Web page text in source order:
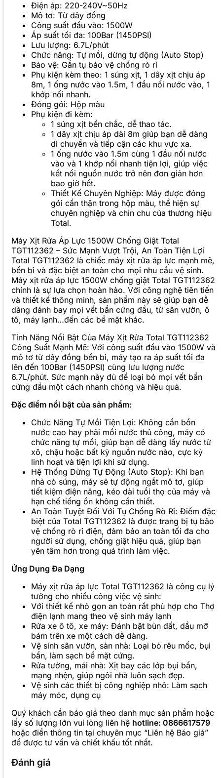
Điện áp: 220-240V~50Hz
Mô tơ: Từ dây đồng
Công suất đầu vào: 1500W
Áp suất tối đa: 100Bar (1450PSI)
Lưu lượng: 6.7L/phút
Chức năng: Tự mồi, dừng tự động (Auto Stop)
Bảo vệ: Gắn tụ bảo vệ chống rò rỉ
Phụ kiện kèm theo: 1 súng xịt, 1 dây xịt chịu áp
8m, 1 ống nước vào 1.5m, 1 đầu nối nước vào, 1
khớp nối nhanh.
Đóng gói: Hộp màu
Phụ kiện đi kèm:
1 súng xịt bền chắc, dễ thao tác.
1 dây xịt chịu áp dài 8m giúp bạn dễ dàng
di chuyển và tiếp cận các khu vực xa.
1 ống nước vào 1.5m cùng 1 đầu nối nước
vào và 1 khớp nối nhanh tiện lợi, giúp việc
kết nối nguồn nước trở nên đơn giản hơn
bao giờ hết.
Thiết Kế Chuyên Nghiệp: Máy được đóng
gói cẩn thận trong hộp màu, thể hiện sự
chuyên nghiệp và chỉn chu của thương hiệu
Total.
Máy Xịt Rửa Áp Lực 1500W Chống Giật Total
TGT112362 – Sức Mạnh Vượt Trội, An Toàn Tiện Lợi
Total TGT112362 là chiếc máy xịt rửa áp lực mạnh mẽ,
bền bỉ và đặc biệt an toàn cho mọi nhu cầu vệ sinh.
Máy xịt rửa áp lực 1500W chống giật Total TGT112362
chính là sự lựa chọn hoàn hảo. Với công nghệ tiên tiến
và thiết kế thông minh, sản phẩm này sẽ giúp bạn dễ
dàng đánh bay mọi vết bẩn cứng đầu, từ sân vườn, ô
tô, máy lạnh…đến các bề mặt khác.
Tính Năng Nổi Bật Của Máy Xịt Rửa Total TGT112362
Công Suất Mạnh Mẽ: Với công suất đầu vào 1500W và
mô tơ từ dây đồng bền bỉ, máy tạo ra áp suất tối đa
lên đến 100Bar (1450PSI) cùng lưu lượng nước
6.7L/phút. Sức mạnh này đủ để loại bỏ mọi vết bẩn
cứng đầu một cách nhanh chóng và hiệu quả.
Đặc điểm nổi bật của sản phẩm:
Chức Năng Tự Mồi Tiện Lợi: Không cần bồn
nước cao hay phải mồi nước thủ công, máy có
chức năng tự mồi, giúp bạn dễ dàng lấy nước từ
xô, chậu hoặc bất kỳ nguồn nước nào, cực kỳ
linh hoạt và tiện lợi khi sử dụng.
Hệ Thống Dừng Tự Động (Auto Stop): Khi bạn
nhả cò súng, máy sẽ tự động ngắt mô tơ, giúp
tiết kiệm điện năng, kéo dài tuổi thọ của máy và
hạn chế tiếng ồn không cần thiết.
An Toàn Tuyệt Đối Với Tụ Chống Rò Rỉ: Điểm đặc
biệt của Total TGT112362 là được trang bị tụ bảo
vệ chống rò rỉ điện, đảm bảo an toàn tối đa cho
người sử dụng, chống giật hiệu quả, giúp bạn
yên tâm hơn trong quá trình làm việc.
Ứng Dụng Đa Dạng
Máy xịt rửa áp lực Total TGT112362 là công cụ lý
tưởng cho nhiều công việc vệ sinh:
Với thiết kế nhỏ gọn an toán rất phù hợp cho Thợ
điện lạnh mang theo vệ sinh máy lạnh
Rửa xe ô tô, xe máy: Đánh bật bùn đất, dầu mỡ
bám trên xe một cách dễ dàng.
Vệ sinh sân vườn, sàn nhà: Loại bỏ rêu mốc, bụi
bẩn, làm sạch bề mặt cứng.
Rửa tường, mái nhà: Xịt bay các lớp bụi bẩn,
mạng nhện, giúp ngôi nhà luôn sạch đẹp.
Vệ sinh các thiết bị công nghiệp nhỏ: Làm sạch
máy móc, dụng cụ
Quý khách cần báo giá theo danh mục sản phẩm hoặc
lấy số lượng lớn vui lòng liên hệ hotline: 0866617579
hoặc điền thông tin tại chuyên mục “Liên hệ Báo giá”
để được tư vấn và chiết khấu tốt nhất.
Đánh giá